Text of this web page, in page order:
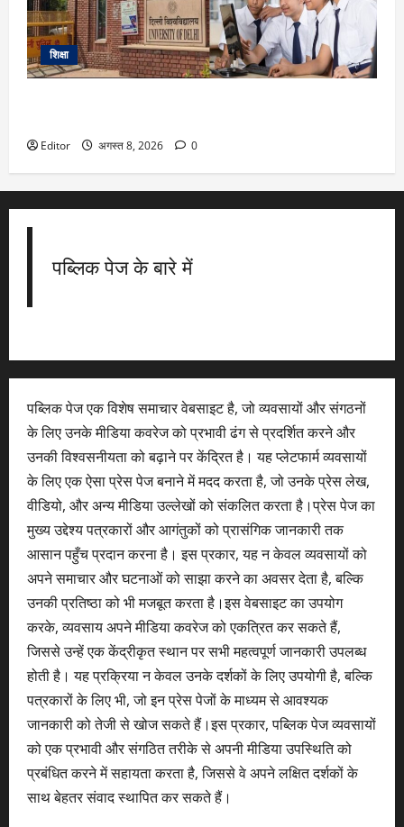
शिक्षा
Editor अगस्त 8, 2026 0
पब्लिक पेज के बारे में
पब्लिक पेज एक विशेष समाचार वेबसाइट है, जो व्यवसायों और संगठनों
के लिए उनके मीडिया कवरेज को प्रभावी ढंग से प्रदर्शित करने और
उनकी विश्वसनीयता को बढ़ाने पर केंद्रित है। यह प्लेटफार्म व्यवसायों
के लिए एक ऐसा प्रेस पेज बनाने में मदद करता है, जो उनके प्रेस लेख,
वीडियो, और अन्य मीडिया उल्लेखों को संकलित करता है।प्रेस पेज का
मुख्य उद्देश्य पत्रकारों और आगंतुकों को प्रासंगिक जानकारी तक
आसान पहुँच प्रदान करना है। इस प्रकार, यह न केवल व्यवसायों को
अपने समाचार और घटनाओं को साझा करने का अवसर देता है, बल्कि
उनकी प्रतिष्ठा को भी मजबूत करता है।इस वेबसाइट का उपयोग
करके, व्यवसाय अपने मीडिया कवरेज को एकत्रित कर सकते हैं,
जिससे उन्हें एक केंद्रीकृत स्थान पर सभी महत्वपूर्ण जानकारी उपलब्ध
होती है। यह प्रक्रिया न केवल उनके दर्शकों के लिए उपयोगी है, बल्कि
पत्रकारों के लिए भी, जो इन प्रेस पेजों के माध्यम से आवश्यक
जानकारी को तेजी से खोज सकते हैं।इस प्रकार, पब्लिक पेज व्यवसायों
को एक प्रभावी और संगठित तरीके से अपनी मीडिया उपस्थिति को
प्रबंधित करने में सहायता करता है, जिससे वे अपने लक्षित दर्शकों के
साथ बेहतर संवाद स्थापित कर सकते हैं।